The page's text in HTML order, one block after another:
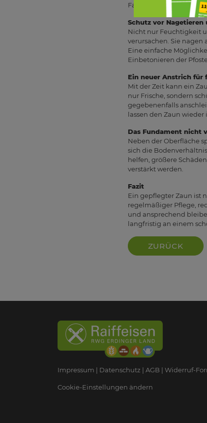
Farbe zusätzlichen
Schutz vor Nagetieren
Nicht nur Feuchtigkeit
verursachen. Sie
Eine einfache
Einbetonieren der
Ein neuer Anstrich für
Mit der Zeit kann ein
nur Frische, sondern
gegebenenfalls
lassen den Zaun wieder
Das Fundament nicht
Neben der Oberfläche
sich die
helfen, größere
verstärkt werden.
Fazit
Ein gepflegter Zaun ist
regelmäßiger Pflege,
und ansprechend
langfristig an einem
ZURÜCK
Impressum Datenschutz AGB Widerruf-
Cookie-Einstellungen ändern